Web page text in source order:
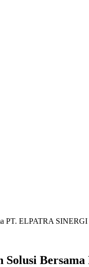
PT. ELPATRA